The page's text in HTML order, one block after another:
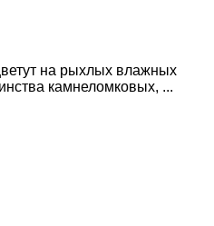
на рыхлых влажных
камнеломковых, ...